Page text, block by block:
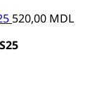
520,00 MDL